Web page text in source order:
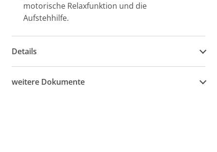
motorische Relaxfunktion und die
Aufstehhilfe.
Details
weitere Dokumente